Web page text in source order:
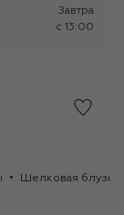
Завтра
c 13:00
Шелковая блузка